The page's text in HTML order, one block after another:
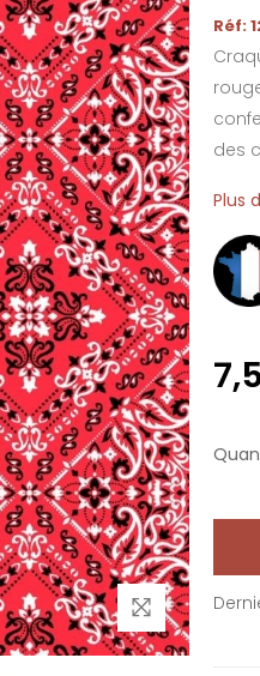
Réf:
des
Plus